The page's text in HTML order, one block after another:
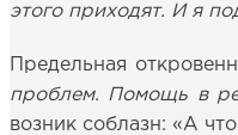
этого приходят. И я
Предельная
проблем. Помощь в
возник соблазн: «А